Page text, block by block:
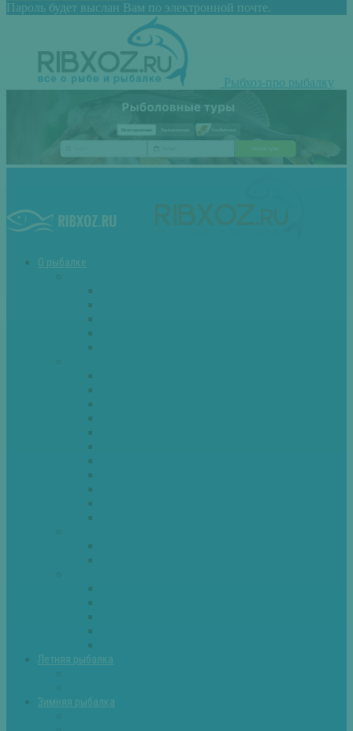
Пароль будет выслан Вам по электронной почте.
Рыбхоз-про рыбалку
О рыбалке
Летняя рыбалка
Зимняя рыбалка